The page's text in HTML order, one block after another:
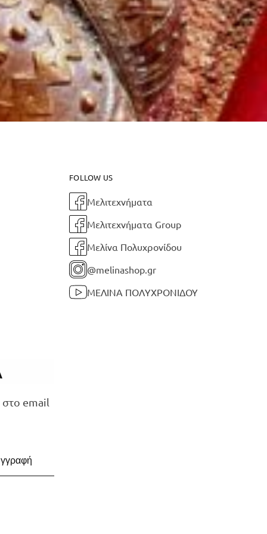
FOLLOW US
Μελιτεχνήματα
Μελιτεχνήματα Group
Μελίνα Πολυχρονίδου
@melinashop.gr
ΜΕΛΙΝΑ ΠΟΛΥΧΡΟΝΙΔΟΥ
στο email